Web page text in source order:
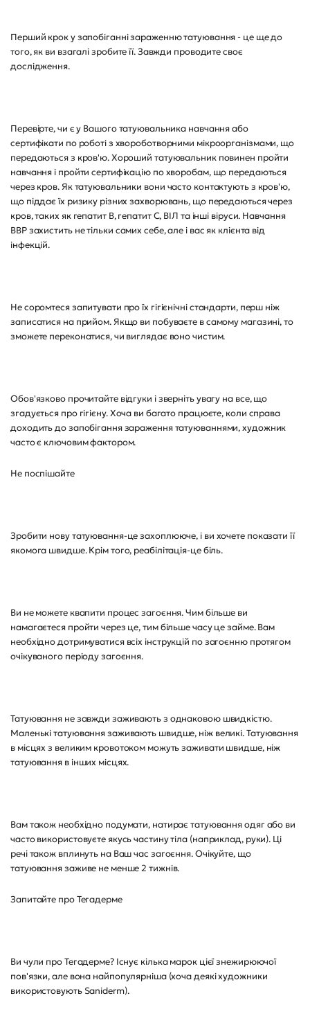
Перший крок у запобіганні зараженню татуювання - це ще до
того, як ви взагалі зробите її. Завжди проводите своє
дослідження.
Перевірте, чи є у Вашого татуювальника навчання або
сертифікати по роботі з хвороботворними мікроорганізмами, що
передаються з кров'ю. Хороший татуювальник повинен пройти
навчання і пройти сертифікацію по хворобам, що передаються
через кров. Як татуювальники вони часто контактують з кров'ю,
що піддає їх ризику різних захворювань, що передаються через
кров, таких як гепатит B, гепатит C, ВІЛ та інші віруси. Навчання
BBP захистить не тільки самих себе, але і вас як клієнта від
інфекцій.
Не соромтеся запитувати про їх гігієнічні стандарти, перш ніж
записатися на прийом. Якщо ви побуваєте в самому магазині, то
зможете переконатися, чи виглядає воно чистим.
Обов'язково прочитайте відгуки і зверніть увагу на все, що
згадується про гігієну. Хоча ви багато працюєте, коли справа
доходить до запобігання зараження татуюваннями, художник
часто є ключовим фактором.
Не поспішайте
Зробити нову татуювання-це захоплююче, і ви хочете показати її
якомога швидше. Крім того, реабілітація-це біль.
Ви не можете квапити процес загоєння. Чим більше ви
намагаєтеся пройти через це, тим більше часу це займе. Вам
необхідно дотримуватися всіх інструкцій по загоєнню протягом
очікуваного періоду загоєння.
Татуювання не завжди заживають з однаковою швидкістю.
Маленькі татуювання заживають швидше, ніж великі. Татуювання
в місцях з великим кровотоком можуть заживати швидше, ніж
татуювання в інших місцях.
Вам також необхідно подумати, натирає татуювання одяг або ви
часто використовуєте якусь частину тіла (наприклад, руки). Ці
речі також вплинуть на Ваш час загоєння. Очікуйте, що
татуювання заживе не менше 2 тижнів.
Запитайте про Тегадерме
Ви чули про Тегадерме? Існує кілька марок цієї знежирюючої
пов'язки, але вона найпопулярніша (хоча деякі художники
використовують Saniderm).